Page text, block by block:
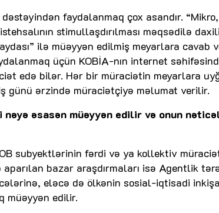
faydalanmaq çox asandır.
stimullaşdırılması məqsədilə
ilə müəyyən edilmiş meyarlara cavab
üçün KOBİA-nın internet
edə bilər. Hər bir müraciətin meyarlara
günü ərzində müraciətçiyə məlumat verilir.
nəyə əsasən müəyyən edilir və onun
subyektlərinin fərdi və ya kollektiv
bazar araşdırmaları isə Agentlik
eləcə də ölkənin sosial-iqtisadi
müəyyən edilir.